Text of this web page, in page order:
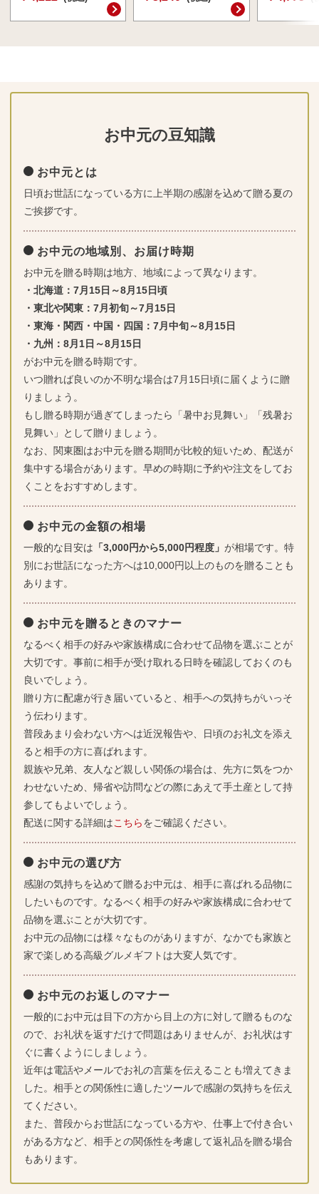
お中元の豆知識
お中元とは
日頃お世話になっている方に上半期の感謝を込めて贈る夏の
ご挨拶です。
お中元の地域別、お届け時期
お中元を贈る時期は地方、地域によって異なります。
・北海道：7月15日～8月15日頃
・東北や関東：7月初旬～7月15日
・東海・関西・中国・四国：7月中旬～8月15日
・九州：8月1日～8月15日
がお中元を贈る時期です。
いつ贈れば良いのか不明な場合は7月15日頃に届くように贈
りましょう。
もし贈る時期が過ぎてしまったら「暑中お見舞い」「残暑お
見舞い」として贈りましょう。
なお、関東圏はお中元を贈る期間が比較的短いため、配送が
集中する場合があります。早めの時期に予約や注文をしてお
くことをおすすめします。
お中元の金額の相場
一般的な目安は 「3,000円から5,000円程度」 が相場です。特
別にお世話になった方へは10,000円以上のものを贈ることも
あります。
お中元を贈るときのマナー
なるべく相手の好みや家族構成に合わせて品物を選ぶことが
大切です。事前に相手が受け取れる日時を確認しておくのも
良いでしょう。
贈り方に配慮が行き届いていると、相手への気持ちがいっそ
う伝わります。
普段あまり会わない方へは近況報告や、日頃のお礼文を添え
ると相手の方に喜ばれます。
親族や兄弟、友人など親しい関係の場合は、先方に気をつか
わせないため、帰省や訪問などの際にあえて手土産として持
参してもよいでしょう。
配送に関する詳細はこちらをご確認ください。
お中元の選び方
感謝の気持ちを込めて贈るお中元は、相手に喜ばれる品物に
したいものです。なるべく相手の好みや家族構成に合わせて
品物を選ぶことが大切です。
お中元の品物には様々なものがありますが、なかでも家族と
家で楽しめる高級グルメギフトは大変人気です。
お中元のお返しのマナー
一般的にお中元は目下の方から目上の方に対して贈るものな
ので、お礼状を返すだけで問題はありませんが、お礼状はす
ぐに書くようにしましょう。
近年は電話やメールでお礼の言葉を伝えることも増えてきま
した。相手との関係性に適したツールで感謝の気持ちを伝え
てください。
また、普段からお世話になっている方や、仕事上で付き合い
がある方など、相手との関係性を考慮して返礼品を贈る場合
もあります。